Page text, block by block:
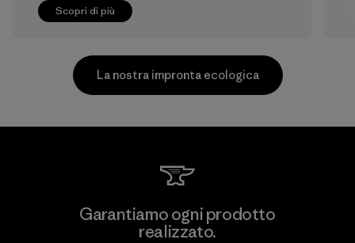
Scopri di più
Kingwhale Industries Corp.
La nostra impronta ecologica
Garantiamo ogni prodotto
realizzato.